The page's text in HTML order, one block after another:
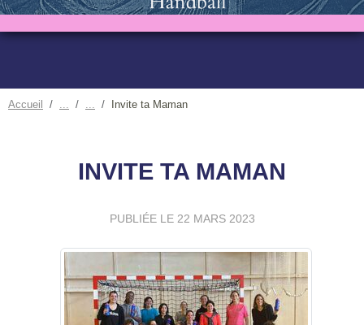
Accueil Invite ta Maman
INVITE TA MAMAN
PUBLIÉE LE 22 MARS 2023